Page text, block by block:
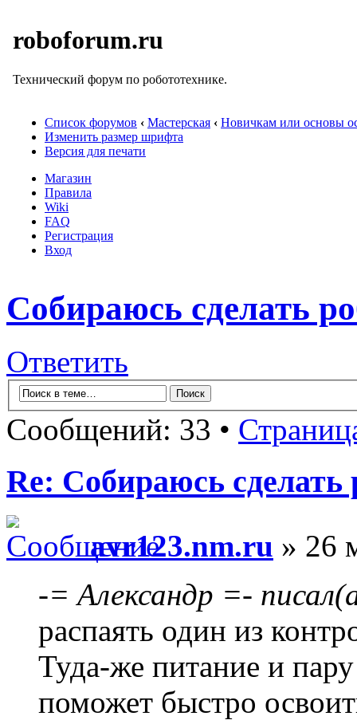
roboforum.ru
Технический форум по робототехнике.
Список форумов ‹ Мастерская ‹ Новичкам или основы
Изменить размер шрифта
Версия для печати
Магазин
Правила
Wiki
FAQ
Регистрация
Вход
Собираюсь сделать
Ответить
Сообщений: 33 •
Re: Собираюсь сделать
avr123.nm.ru » 26
-= Александр =-
распаять один из
Туда-же питание и
поможет быстро